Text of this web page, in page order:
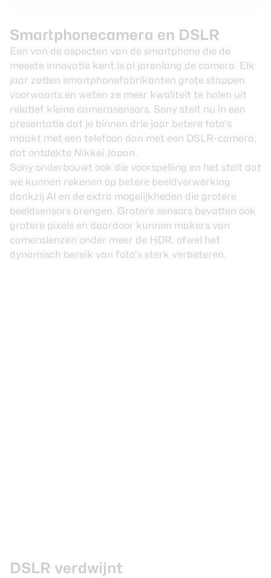
Smartphonecamera en DSLR
Een van de aspecten van de smartphone die de
meeste innovatie kent is al jarenlang de camera. Elk
jaar zetten smartphonefabrikanten grote stappen
voorwaarts en weten ze meer kwaliteit te halen uit
relatief kleine camerasensors. Sony stelt nu in een
presentatie dat je binnen drie jaar betere foto’s
maakt met een telefoon dan met een DSLR-camera,
dat ontdekte Nikkei Japan.
Sony onderbouwt ook die voorspelling en het stelt dat
we kunnen rekenen op betere beeldverwerking
dankzij AI en de extra mogelijkheden die grotere
beeldsensors brengen. Grotere sensors bevatten ook
grotere pixels en daardoor kunnen makers van
cameralenzen onder meer de HDR, ofwel het
dynamisch bereik van foto’s sterk verbeteren.
DSLR verdwijnt